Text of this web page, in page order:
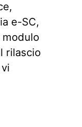
e-SC,
rilascio